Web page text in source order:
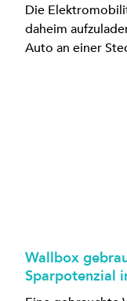
Die
daheim
Auto an einer
Wallbox
Sparpotenzial